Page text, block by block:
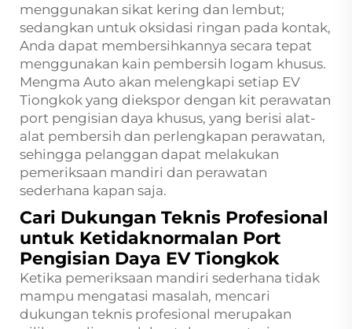
menggunakan sikat kering dan lembut;
sedangkan untuk oksidasi ringan pada kontak,
Anda dapat membersihkannya secara tepat
menggunakan kain pembersih logam khusus.
Mengma Auto akan melengkapi setiap EV
Tiongkok yang diekspor dengan kit perawatan
port pengisian daya khusus, yang berisi alat-
alat pembersih dan perlengkapan perawatan,
sehingga pelanggan dapat melakukan
pemeriksaan mandiri dan perawatan
sederhana kapan saja.
Cari Dukungan Teknis Profesional
untuk Ketidaknormalan Port
Pengisian Daya EV Tiongkok
Ketika pemeriksaan mandiri sederhana tidak
mampu mengatasi masalah, mencari
dukungan teknis profesional merupakan